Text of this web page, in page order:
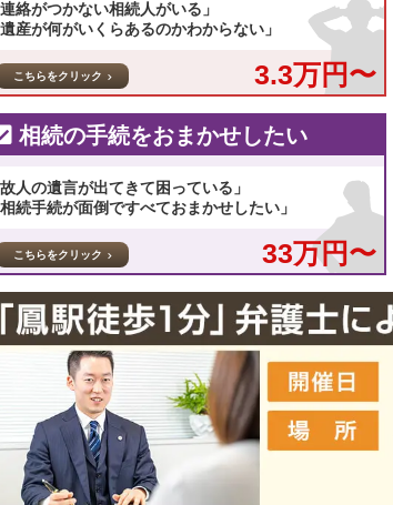
絡がつかない相続人がいる」
産が何がいくらあるのかわからない」
3.3万円〜
こちらをクリック
相続の手続をおまかせしたい
人の遺言が出てきて困っている」
続手続が面倒ですべておまかせしたい」
33万円〜
こちらをクリック